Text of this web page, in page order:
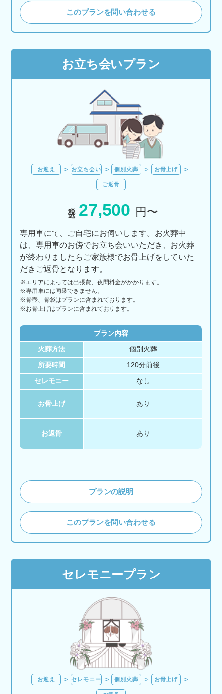
このプランを問い合わせる
お立ち会いプラン
お迎え お立ち会い 個別火葬 お骨上げ
ご返骨
27,500 円〜
専用車にて、ご自宅にお伺いします。お火葬中
は、専用車のお傍でお立ち会いいただき、お火葬
が終わりましたらご家族様でお骨上げをしていた
だきご返骨となります。
※エリアによっては出張費、夜間料金がかかります。
※専用車には同乗できません。
※骨壺、骨袋はプランに含まれております。
※お骨上げはプランに含まれております。
プラン内容
火葬方法 個別火葬
所要時間 120分前後
セレモニー なし
お骨上げ あり
お返骨 あり
プランの説明
このプランを問い合わせる
セレモニープラン
お迎え セレモニー 個別火葬 お骨上げ